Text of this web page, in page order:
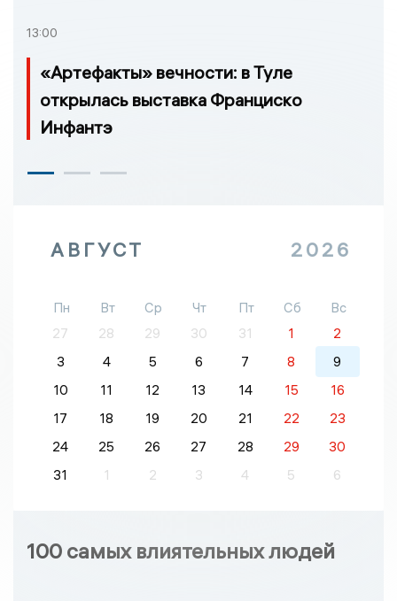
13:00
«Артефакты» вечности: в Туле
открылась выставка Франциско
Инфантэ
АВГУСТ 2026
Пн Вт Ср Чт Пт Сб
Вс
27
28 29 30 31 1
2
3
4 5 6 7 8
9
10
11 12 13 14 15
16
17
18 19 20 21 22
23
24
25 26 27 28 29
30
31
1 2 3 4 5 6
100 самых влиятельных людей